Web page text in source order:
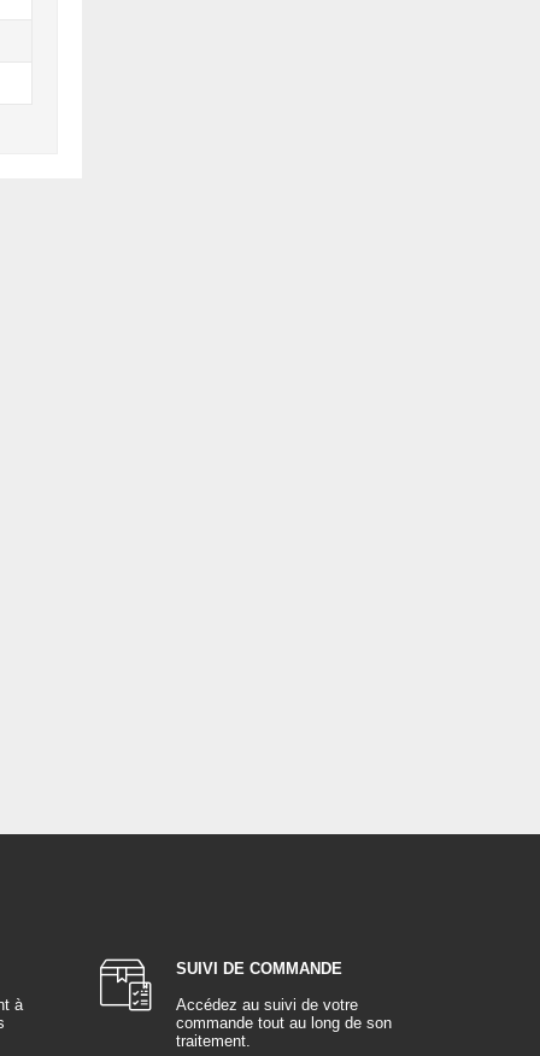
à
SUIVI DE COMMANDE
Accédez au suivi de votre
commande tout au long de son
traitement.